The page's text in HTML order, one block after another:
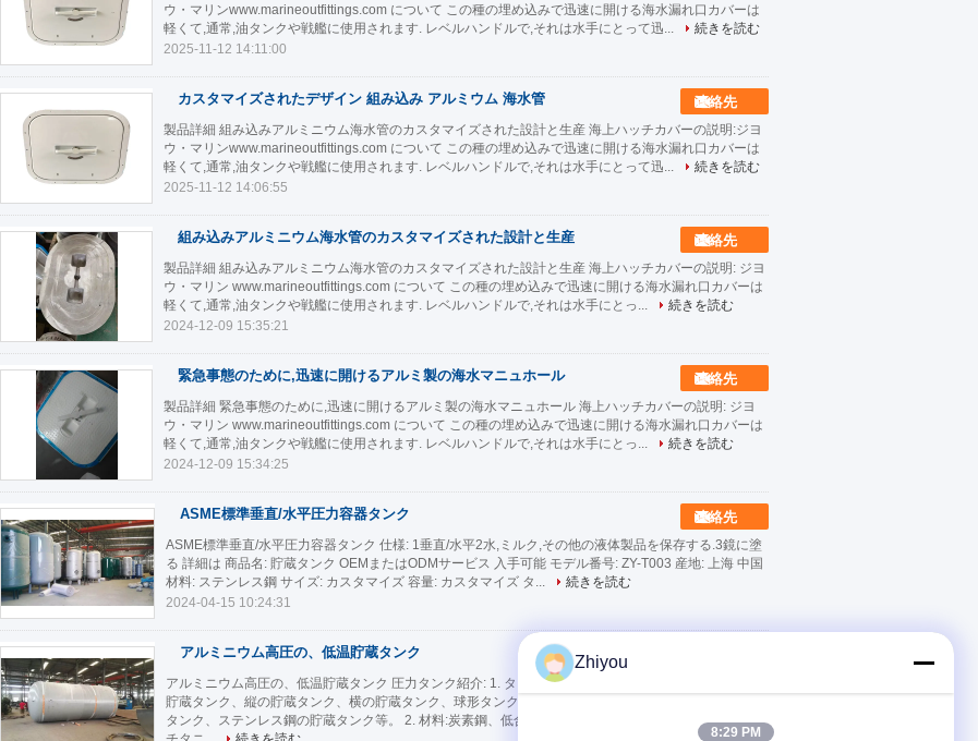
ウ・マリンwww.marineoutfittings.com について この種の埋め込みで迅速に開ける海水漏れ口カバーは
軽くて,通常,油タンクや戦艦に使用されます. レベルハンドルで,それは水手にとって迅...
続きを読む
2025-11-12 14:11:00
カスタマイズされたデザイン 組み込み アルミウム 海水管 連絡先
製品詳細 組み込みアルミニウム海水管のカスタマイズされた設計と生産 海上ハッチカバーの説明:ジヨ
ウ・マリンwww.marineoutfittings.com について この種の埋め込みで迅速に開ける海水漏れ口カバーは
軽くて,通常,油タンクや戦艦に使用されます. レベルハンドルで,それは水手にとって迅...
続きを読む
2025-11-12 14:06:55
組み込みアルミニウム海水管のカスタマイズされた設計と生産 連絡先
製品詳細 組み込みアルミニウム海水管のカスタマイズされた設計と生産 海上ハッチカバーの説明: ジヨ
ウ・マリン www.marineoutfittings.com について この種の埋め込みで迅速に開ける海水漏れ口カバーは
軽くて,通常,油タンクや戦艦に使用されます. レベルハンドルで,それは水手にとっ...
続きを読む
2024-12-09 15:35:21
緊急事態のために,迅速に開けるアルミ製の海水マニュホール 連絡先
製品詳細 緊急事態のために,迅速に開けるアルミ製の海水マニュホール 海上ハッチカバーの説明: ジヨ
ウ・マリン www.marineoutfittings.com について この種の埋め込みで迅速に開ける海水漏れ口カバーは
軽くて,通常,油タンクや戦艦に使用されます. レベルハンドルで,それは水手にとっ...
続きを読む
2024-12-09 15:34:25
ASME標準垂直/水平圧力容器タンク 連絡先
ASME標準垂直/水平圧力容器タンク 仕様: 1垂直/水平2水,ミルク,その他の液体製品を保存する.3鏡に塗
る 詳細は 商品名: 貯蔵タンク OEMまたはODMサービス 入手可能 モデル番号: ZY-T003 産地: 上海 中国
材料: ステンレス鋼 サイズ: カスタマイズ 容量: カスタマイズ タ...
続きを読む
2024-04-15 10:24:31
アルミニウム高圧の、低温貯蔵タンク
アルミニウム高圧の、低温貯蔵タンク 圧力タンク紹介: 1. タイプ:貯蔵タンク、空気貯蔵タンク、液体の
貯蔵タンク、縦の貯蔵タンク、横の貯蔵タンク、球形タンク、炭素鋼の貯蔵タンク、低合金の鋼鉄貯蔵
タンク、ステンレス鋼の貯蔵タンク等。 2. 材料:炭素鋼、低合金の鋼鉄、ステンレス鋼および非鉄金属:
Zhiyou
8:29 PM